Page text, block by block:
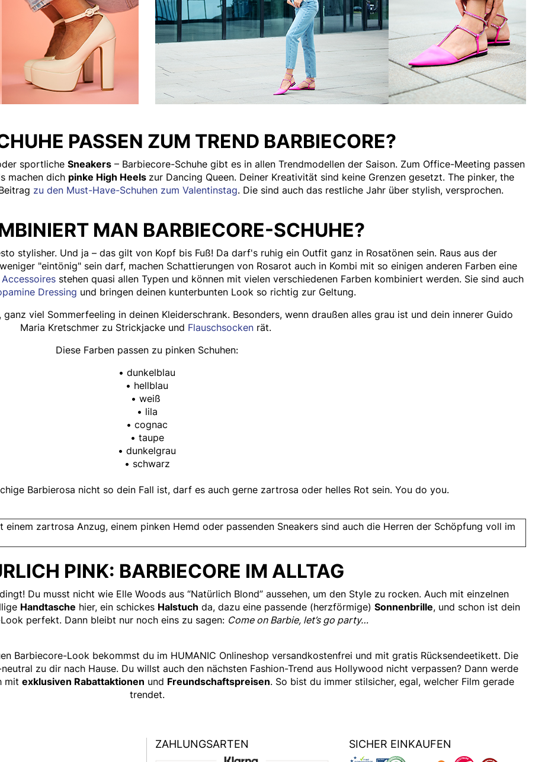
PASSEN ZUM TREND BARBIECORE?
sportliche Sneakers– Barbiecore-Schuhe gibt es in allen Trendmodellen der Saison. Zum Office-Meeting passen
machen dich pinke High Heels zur Dancing Queen. Deiner Kreativität sind keine Grenzen gesetzt. The pinker, the
zu den Must-Have-Schuhen zum Valentinstag. Die sind auch das restliche Jahr über stylish, versprochen.
MAN BARBIECORE-SCHUHE?
stylisher. Und ja – das gilt von Kopf bis Fuß! Da darf's ruhig ein Outfit ganz in Rosatönen sein. Raus aus der
"eintönig" sein darf, machen Schattierungen von Rosarot auch in Kombi mit so einigen anderen Farben eine
Accessoiresstehen quasi allen Typen und können mit vielen verschiedenen Farben kombiniert werden. Sie sind auch
Dressing und bringen deinen kunterbunten Look so richtig zur Geltung.
viel Sommerfeeling in deinen Kleiderschrank. Besonders, wenn draußen alles grau ist und dein innerer Guido
Maria Kretschmer zu Strickjacke und Flauschsockenrät.
Diese Farben passen zu pinken Schuhen:
• dunkelblau
• hellblau
• weiß
• lila
• cognac
• taupe
• dunkelgrau
• schwarz
Barbierosa nicht so dein Fall ist, darf es auch gerne zartrosa oder helles Rot sein. You do you.
einem zartrosa Anzug, einem pinken Hemd oder passenden Sneakers sind auch die Herren der Schöpfung voll im
PINK: BARBIECORE IM ALLTAG
Du musst nicht wie Elle Woods aus “Natürlich Blond” aussehen, um den Style zu rocken. Auch mit einzelnen
Handtasche hier, ein schickes Halstuch da, dazu eine passende (herzförmige) Sonnenbrille, und schon ist dein
perfekt. Dann bleibt nur noch eins zu sagen: Come on Barbie, let’s go party…
Barbiecore-Look bekommst du im HUMANIC Onlineshop versandkostenfrei und mit gratis Rücksendeetikett. Die
zu dir nach Hause. Du willst auch den nächsten Fashion-Trend aus Hollywood nicht verpassen? Dann werde
mit exklusiven Rabattaktionen und Freundschaftspreisen. So bist du immer stilsicher, egal, welcher Film gerade
trendet.
ZAHLUNGSARTEN SICHER EINKAUFEN